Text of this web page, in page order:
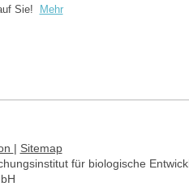
Sie! Mehr
| Sitemap
für biologische